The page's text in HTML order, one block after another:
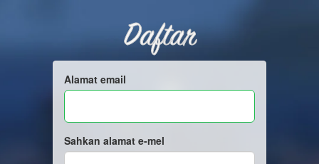
Daftar
Alamat email
Sahkan alamat e-mel